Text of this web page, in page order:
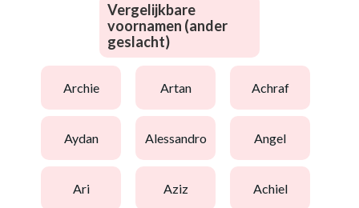
Vergelijkbare
voornamen (ander
geslacht)
archie artan achraf
aydan alessandro angel
ari aziz achiel